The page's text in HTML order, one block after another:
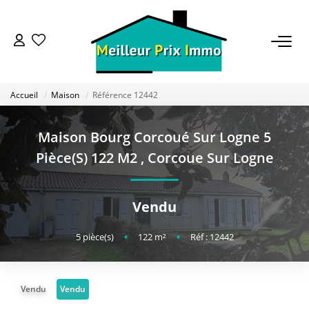
ACHETER
LOUER
VENDRE
ESTIMER
BAILLEUR
FONDS DE COMMERCE
Accueil Maison Référence 12442
Maison Bourg Corcoué Sur Logne 5
Pièce(s) 122 M2 , Corcoue Sur Logne
Vendu
5pièce(s) • 122m² • Réf : 12442
Vendu Vendu